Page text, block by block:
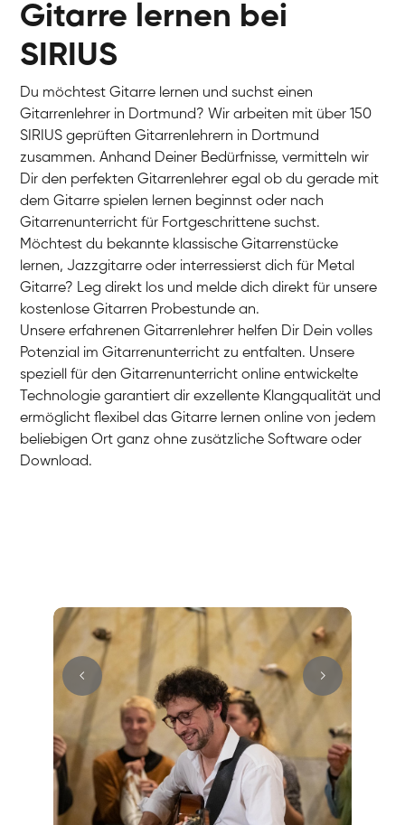
Gitarre lernen bei
SIRIUS
Du möchtest Gitarre lernen und suchst einen
Gitarrenlehrer in Dortmund? Wir arbeiten mit über 150
SIRIUS geprüften Gitarrenlehrern in Dortmund
zusammen. Anhand Deiner Bedürfnisse, vermitteln wir
Dir den perfekten Gitarrenlehrer egal ob du gerade mit
dem Gitarre spielen lernen beginnst oder nach
Gitarrenunterricht für Fortgeschrittene suchst.
Möchtest du bekannte klassische Gitarrenstücke
lernen, Jazzgitarre oder interressierst dich für Metal
Gitarre? Leg direkt los und melde dich direkt für unsere
kostenlose Gitarren Probestunde an.
Unsere erfahrenen Gitarrenlehrer helfen Dir Dein volles
Potenzial im Gitarrenunterricht zu entfalten. Unsere
speziell für den Gitarrenunterricht online entwickelte
Technologie garantiert dir exzellente Klangqualität und
ermöglicht flexibel das Gitarre lernen online von jedem
beliebigen Ort ganz ohne zusätzliche Software oder
Download.
Gitarre
Sandra
E-Gitarre